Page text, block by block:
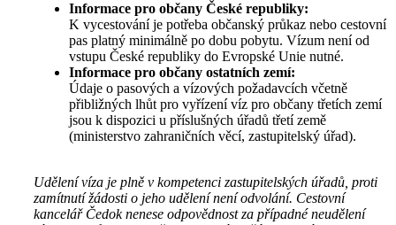
Informace pro občany České republiky:
K vycestování je potřeba občanský průkaz nebo cestovní
pas platný minimálně po dobu pobytu. Vízum není od
vstupu České republiky do Evropské Unie nutné.
Informace pro občany ostatních zemí:
Údaje o pasových a vízových požadavcích včetně
přibližných lhůt pro vyřízení víz pro občany třetích zemí
jsou k dispozici u příslušných úřadů třetí země
(ministerstvo zahraničních věcí, zastupitelský úřad).
Udělení víza je plně v kompetenci zastupitelských úřadů, proti
zamítnutí žádosti o jeho udělení není odvolání. Cestovní
kancelář Čedok nenese odpovědnost za případné neudělení